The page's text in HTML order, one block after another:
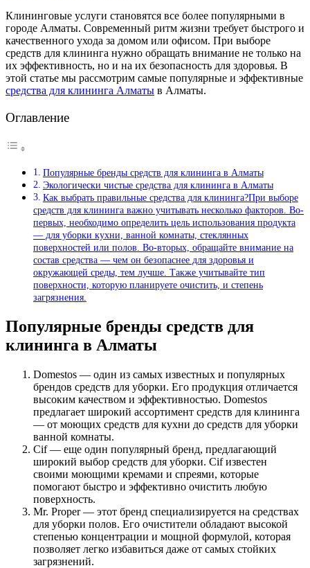
Клининговые услуги становятся все более популярными в
городе Алматы. Современный ритм жизни требует быстрого и
качественного ухода за домом или офисом. При выборе
средств для клининга нужно обращать внимание не только на
их эффективность, но и на их безопасность для здоровья. В
этой статье мы рассмотрим самые популярные и эффективные
средства для клининга Алматы в Алматы.
Оглавление
Популярные бренды средств для клининга в Алматы
Экологически чистые средства для клининга в Алматы
Как выбрать правильные средства для клининга?При выборе
средств для клининга важно учитывать несколько факторов. Во-
первых, необходимо определить цель использования продукта
— для уборки кухни, ванной комнаты, стеклянных
поверхностей или полов. Во-вторых, обращайте внимание на
состав средства — чем он безопаснее для здоровья и
окружающей среды, тем лучше. Также учитывайте тип
поверхности, которую планируете очистить, и степень
загрязнения.
Популярные бренды средств для
клининга в Алматы
Domestos — один из самых известных и популярных
брендов средств для уборки. Его продукция отличается
высоким качеством и эффективностью. Domestos
предлагает широкий ассортимент средств для клининга
— от моющих средств для кухни до средств для уборки
ванной комнаты.
Cif — еще один популярный бренд, предлагающий
широкий выбор средств для уборки. Cif известен
своими моющими кремами и спреями, которые
помогают быстро и эффективно очистить любую
поверхность.
Mr. Proper — этот бренд специализируется на средствах
для уборки полов. Его очистители обладают высокой
степенью концентрации и мощной формулой, которая
позволяет легко избавиться даже от самых стойких
загрязнений.